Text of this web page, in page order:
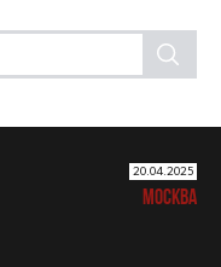
20.04.2025
МОСКВА